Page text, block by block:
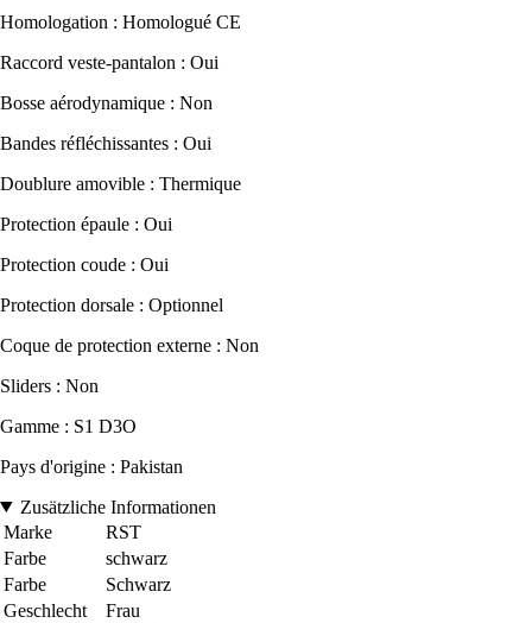
Homologation : Homologué CE
Raccord veste-pantalon : Oui
Bosse aérodynamique : Non
Bandes réfléchissantes : Oui
Doublure amovible : Thermique
Protection épaule : Oui
Protection coude : Oui
Protection dorsale : Optionnel
Coque de protection externe : Non
Sliders : Non
Gamme : S1 D3O
Pays d'origine : Pakistan
Zusätzliche Informationen
Marke
RST
Farbe
schwarz
Farbe
Schwarz
Geschlecht
Frau